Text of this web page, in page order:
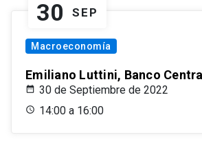
30 SEP
Macroeconomía
Emiliano Luttini, Banco
30 de Septiembre de 2022
14:00 a 16:00